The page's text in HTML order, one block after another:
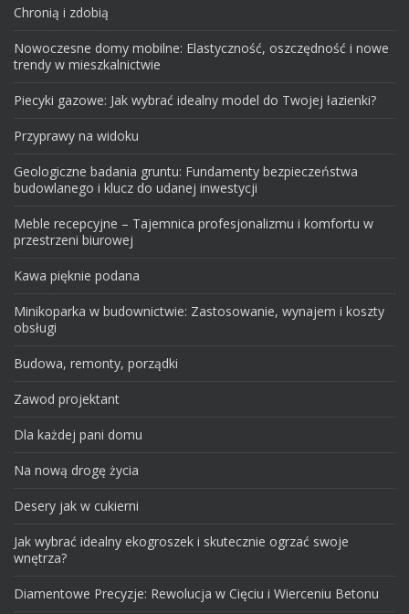
Chronią i zdobią
Nowoczesne domy mobilne: Elastyczność, oszczędność i nowe
trendy w mieszkalnictwie
Piecyki gazowe: Jak wybrać idealny model do Twojej łazienki?
Przyprawy na widoku
Geologiczne badania gruntu: Fundamenty bezpieczeństwa
budowlanego i klucz do udanej inwestycji
Meble recepcyjne – Tajemnica profesjonalizmu i komfortu w
przestrzeni biurowej
Kawa pięknie podana
Minikoparka w budownictwie: Zastosowanie, wynajem i koszty
obsługi
Budowa, remonty, porządki
Zawod projektant
Dla każdej pani domu
Na nową drogę życia
Desery jak w cukierni
Jak wybrać idealny ekogroszek i skutecznie ogrzać swoje
wnętrza?
Diamentowe Precyzje: Rewolucja w Cięciu i Wierceniu Betonu